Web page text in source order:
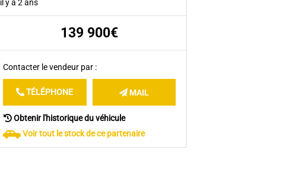
il y a 2 ans
139 900€
Contacter le vendeur par :
TÉLÉPHONE MAIL
Obtenir l'historique du véhicule
Voir tout le stock de ce partenaire